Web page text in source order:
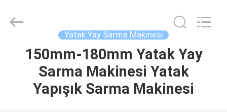
ANA
SAYFA
Yatak Yay Sarma Makinesi
150mm-180mm Yatak Yay
Sarma Makinesi Yatak
Yapışık Sarma Makinesi